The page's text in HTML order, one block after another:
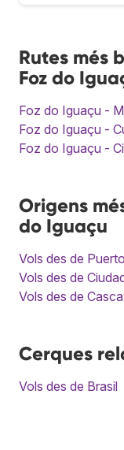
Rutes més
Foz do
Foz do Iguaçu -
Foz do Iguaçu -
Foz do Iguaçu -
Origens
do Iguaçu
Vols des de
Vols des de
Vols des de
Cerques
Vols des de Brasil